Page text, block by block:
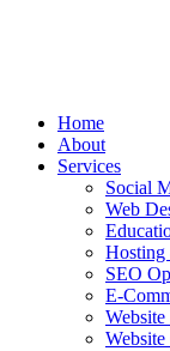
Home
About
Services
Social
Web
Hosting
SEO
E-